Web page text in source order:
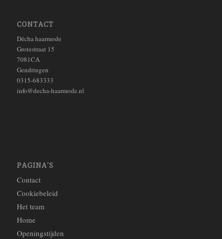
CONTACT
Décha haarmode
Grotestraat 15
7081CA
Gendringen
0315-683333
info@decha-haarmode.nl
PAGINA’S
Contact
Cookiebeleid
Het team
Home
Openingstijden